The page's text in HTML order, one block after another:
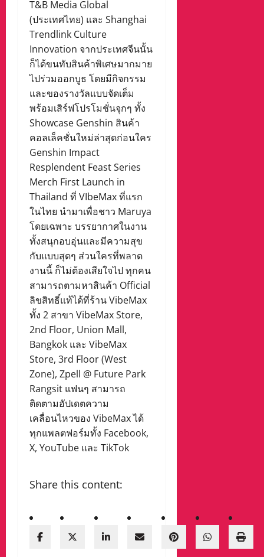
T&B Media Global
(ประเทศไทย) และ Shanghai
Trendlink Culture
Innovation จากประเทศจีนนั้น
ก็ได้ขนทับสินค้าพิเศษมากมาย
ไปร่วมออกบูธ โดยมีกิจกรรม
และของรางวัลแบบจัดเต็ม
พร้อมเสิร์ฟโปรโมชั่นจุกๆ ทั้ง
Showcase Genshin สินค้า
คอลเล็คชั่นใหม่ล่าสุดก่อนใคร
Genshin Impact
Resplendent Feast Series
Merch First Launch in
Thailand ที่ VIbeMax ที่แรก
ในไทย นำมาเพื่อชาว Maruya
โดยเฉพาะ บรรยากาศในงาน
ทั้งสนุกอบอุ่นและมีความสุข
กับแบบสุดๆ ส่วนใครที่พลาด
งานนี้ ก็ไม่ต้องเสียใจไป ทุกคน
สามารถตามหาสินค้า Official
ลิขสิทธิ์แท้ได้ที่ร้าน VibeMax
ทั้ง 2 สาขา VibeMax Store,
2nd Floor, Union Mall,
Bangkok และ VibeMax
Store, 3rd Floor (West
Zone), Zpell @ Future Park
Rangsit แฟนๆ สามารถ
ติดตามอัปเดตความ
เคลื่อนไหวของ VibeMax ได้
ทุกแพลตฟอร์มทั้ง Facebook,
X, YouTube และ TikTok
Share this content: